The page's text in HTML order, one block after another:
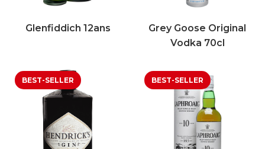
Glenfiddich 12ans
Grey Goose Original
Vodka 70cl